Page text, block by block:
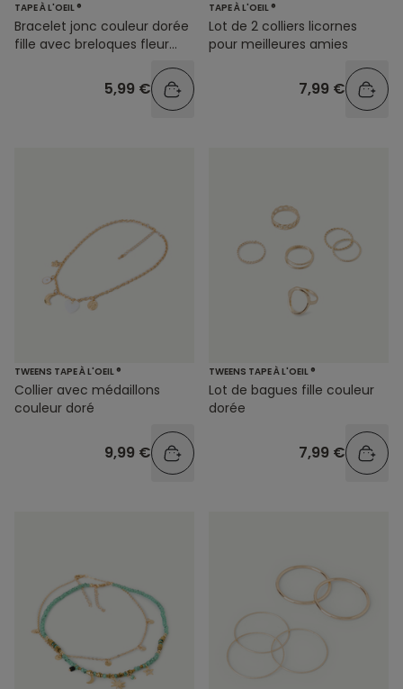
TAPE À L'OEIL ®
Bracelet jonc couleur dorée
fille avec breloques fleur
5,99 €
TAPE À L'OEIL ®
Lot de 2 colliers licornes
pour meilleures amies
7,99 €
TWEENS TAPE À L'OEIL ®
Collier avec médaillons
couleur doré
9,99 €
TWEENS TAPE À L'OEIL ®
Lot de bagues fille couleur
dorée
7,99 €